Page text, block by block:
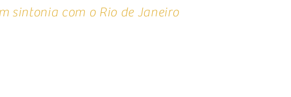
sintonia com o Rio de Janeiro